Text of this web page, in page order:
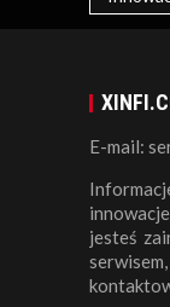
E-mail:
jesteś